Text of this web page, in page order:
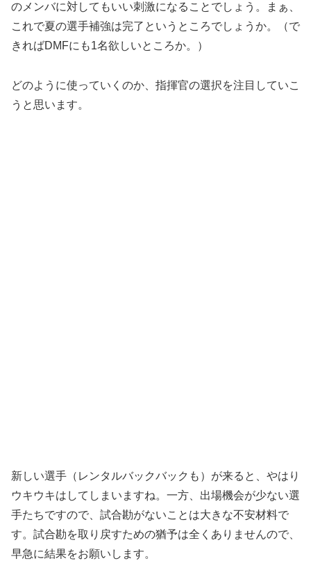
のメンバに対してもいい刺激になることでしょう。まぁ、
これで夏の選手補強は完了というところでしょうか。（で
きればDMFにも1名欲しいところか。）
どのように使っていくのか、指揮官の選択を注目していこ
うと思います。
新しい選手（レンタルバックバックも）が来ると、やはり
ウキウキはしてしまいますね。一方、出場機会が少ない選
手たちですので、試合勘がないことは大きな不安材料で
す。試合勘を取り戻すための猶予は全くありませんので、
早急に結果をお願いします。